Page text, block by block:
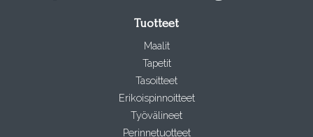
Tuotteet
Maalit
Tapetit
Tasoitteet
Erikoispinnoitteet
Työvälineet
Perinnetuotteet